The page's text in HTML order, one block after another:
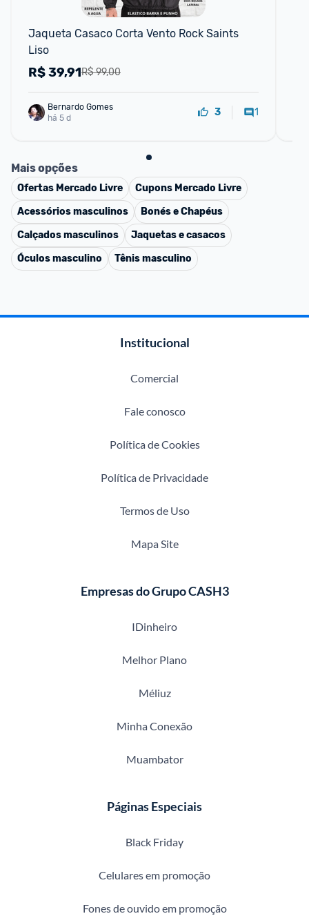
Jaqueta Casaco Corta Vento Rock Saints
Liso
R$ 99,00
R$39,91
Bernardo Gomes
há 5 d
3 1
Mais opções
Ofertas Mercado Livre Cupons Mercado Livre
Acessórios masculinos
Bonés e Chapéus
Calçados masculinos
Jaquetas e casacos
Óculos masculino
Tênis masculino
Institucional
Comercial
Fale conosco
Política de Cookies
Política de Privacidade
Termos de Uso
Mapa Site
Empresas do Grupo CASH3
IDinheiro
Melhor Plano
Méliuz
Minha Conexão
Muambator
Páginas Especiais
Black Friday
Celulares em promoção
Fones de ouvido em promoção